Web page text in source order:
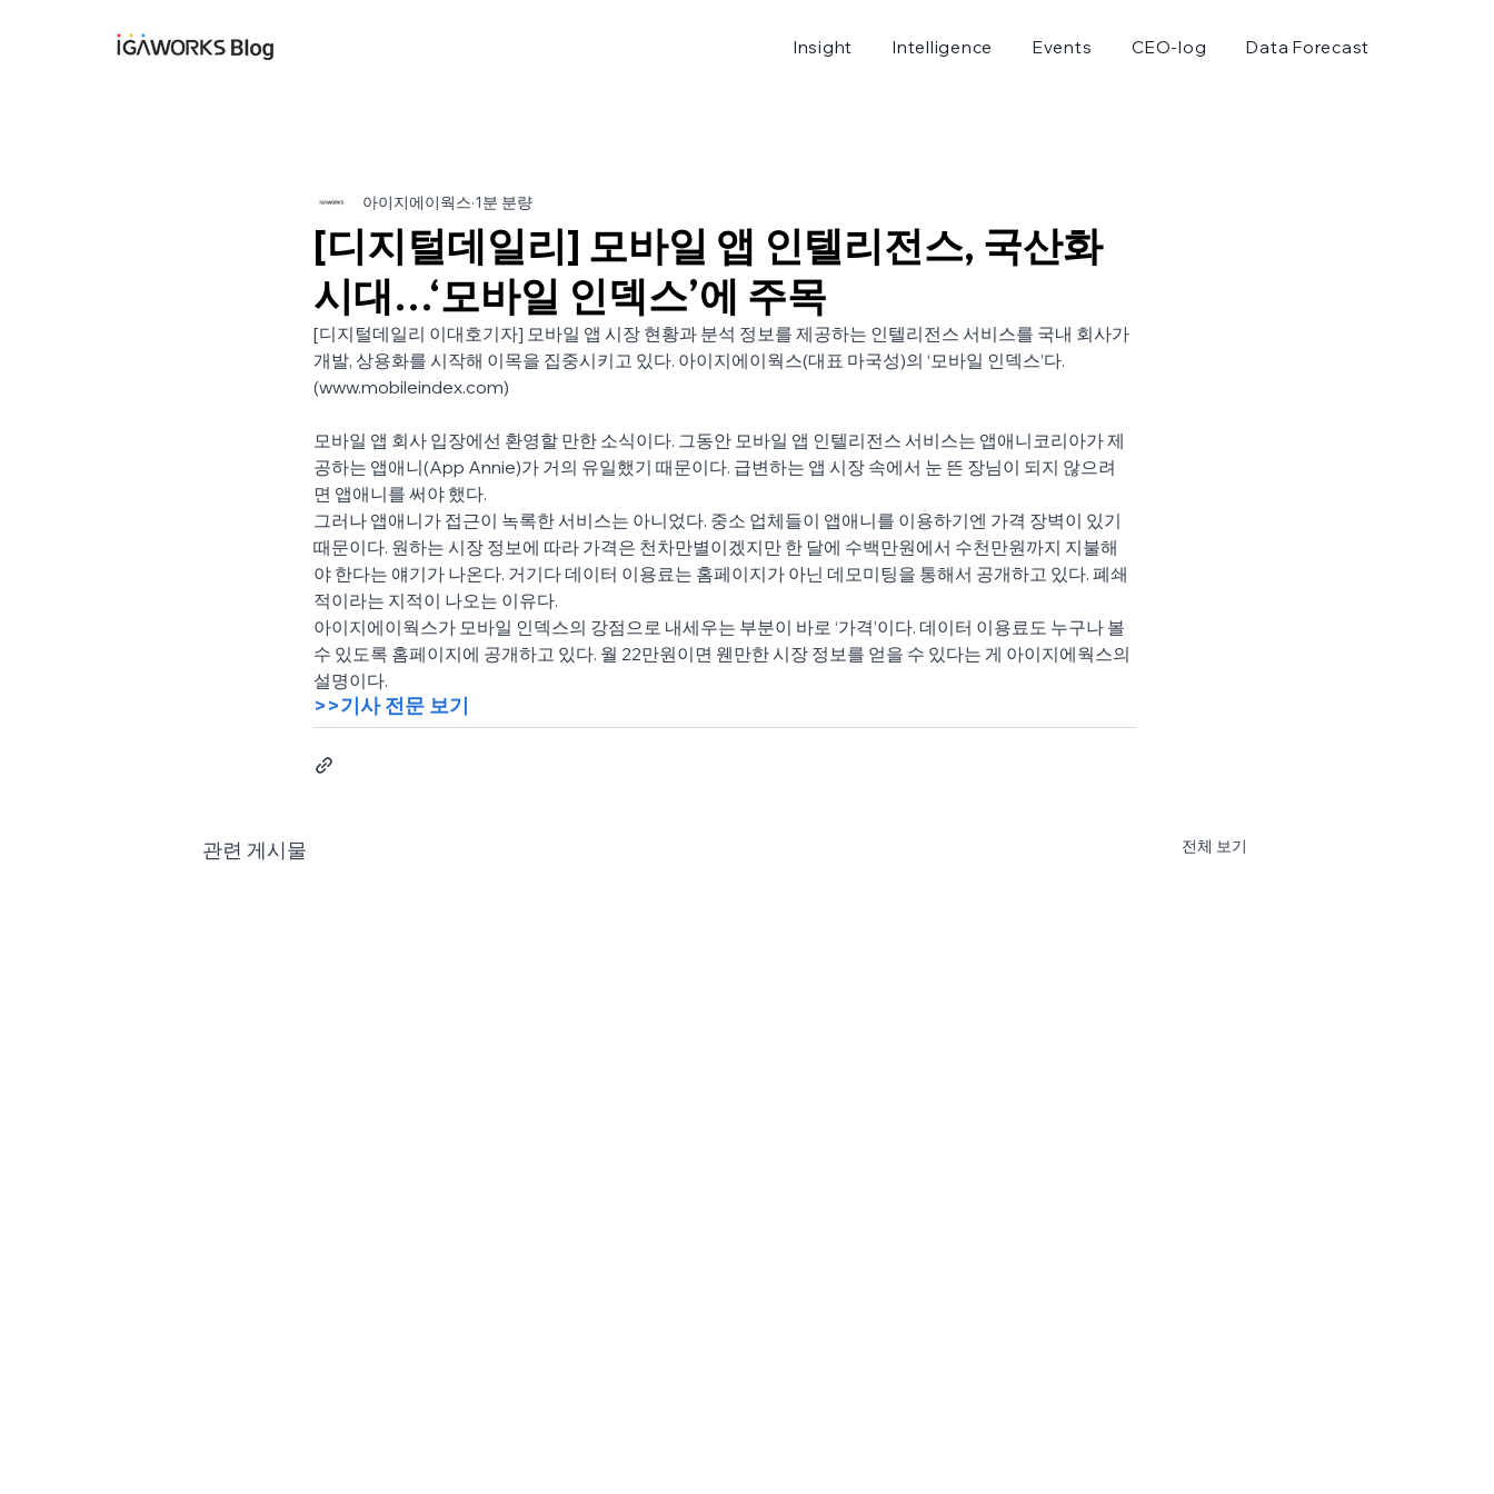
Insight Intelligence Events CEO-log Data Forecast
[디지털데일리] 모바일 앱 인텔리전스, 국산화
시대…‘모바일 인덱스’에 주목
아이지에이웍스 1분 분량
[디지털데일리 이대호기자] 모바일 앱 시장 현황과 분석 정보를 제공하는 인텔리전스 서비스를 국내 회사가
개발, 상용화를 시작해 이목을 집중시키고 있다. 아이지에이웍스(대표 마국성)의 ‘모바일 인덱스’다.
(www.mobileindex.com)
모바일 앱 회사 입장에선 환영할 만한 소식이다. 그동안 모바일 앱 인텔리전스 서비스는 앱애니코리아가 제
공하는 앱애니(App Annie)가 거의 유일했기 때문이다. 급변하는 앱 시장 속에서 눈 뜬 장님이 되지 않으려
면 앱애니를 써야 했다.
그러나 앱애니가 접근이 녹록한 서비스는 아니었다. 중소 업체들이 앱애니를 이용하기엔 가격 장벽이 있기
때문이다. 원하는 시장 정보에 따라 가격은 천차만별이겠지만 한 달에 수백만원에서 수천만원까지 지불해
야 한다는 얘기가 나온다. 거기다 데이터 이용료는 홈페이지가 아닌 데모미팅을 통해서 공개하고 있다. 폐쇄
적이라는 지적이 나오는 이유다.
아이지에이웍스가 모바일 인덱스의 강점으로 내세우는 부분이 바로 ‘가격’이다. 데이터 이용료도 누구나 볼
수 있도록 홈페이지에 공개하고 있다. 월 22만원이면 웬만한 시장 정보를 얻을 수 있다는 게 아이지에웍스의
설명이다.
>>기사 전문 보기
관련 게시물 전체 보기